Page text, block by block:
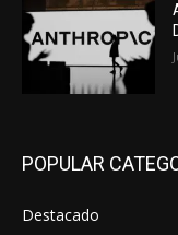
POPULAR
Destacado